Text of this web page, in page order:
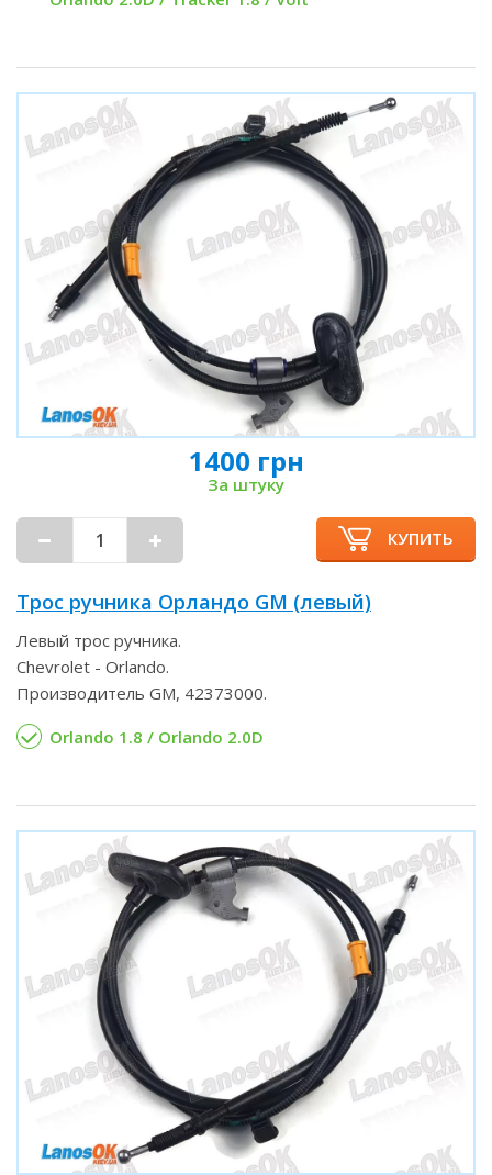
1400 грн
За штуку
КУПИТЬ
Трос ручника Орландо GM (левый)
Левый трос ручника.
Chevrolet - Orlando.
Производитель GM, 42373000.
Orlando 1.8 / Orlando 2.0D